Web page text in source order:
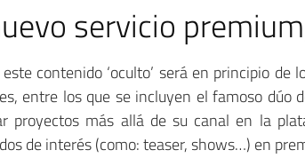
servicio
contenido ‘oculto’ será en principio de
entre los que se incluyen el famoso dúo
proyectos más allá de su canal en la
de interés (como: teaser, shows…) en